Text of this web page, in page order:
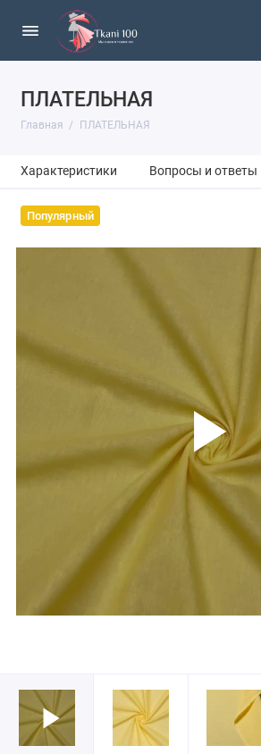
ПЛАТЕЛЬНАЯ
Главная ПЛАТЕЛЬНАЯ
Характеристики Вопросы и ответы
Популярный